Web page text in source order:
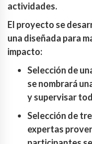
actividades.
El proyecto se
una diseñada para
impacto:
Selección de
se nombrará
y supervisar
Selección de
expertas